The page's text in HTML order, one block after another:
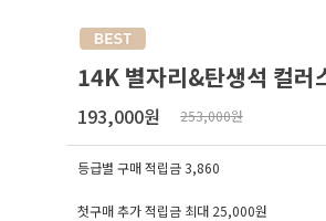
14K 별자리&탄생석 컬러
193,000원 253,000원
등급별 구매 적립금3,860
첫구매 추가 적립금 최대 25,000원